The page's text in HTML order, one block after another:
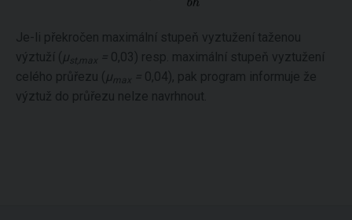
Je-li překročen maximální stupeň vyztužení taženou
výztuží ( μst,max
0,03) resp. maximální stupeň vyztužení
celého průřezu ( μmax
0,04), pak program informuje že
výztuž do průřezu nelze navrhnout.